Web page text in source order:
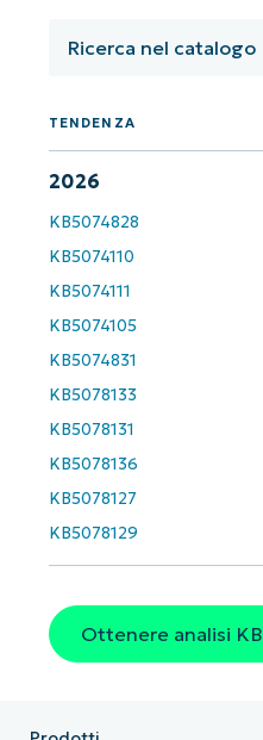
TENDENZA
2026
KB5074828
KB5074110
KB5074111
KB5074105
KB5074831
KB5078133
KB5078131
KB5078136
KB5078127
KB5078129
Ottenere analisi
Non è richiesta
accesso completo
last
Business
email*
Phone
number*
Paese
name*